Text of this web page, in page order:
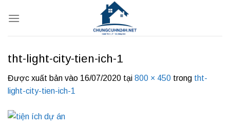
qua
tht-light-city-tien-ich-1
Được xuất bản vào 16/07/2020 tại 800 × 450 trong tht-
light-city-tien-ich-1